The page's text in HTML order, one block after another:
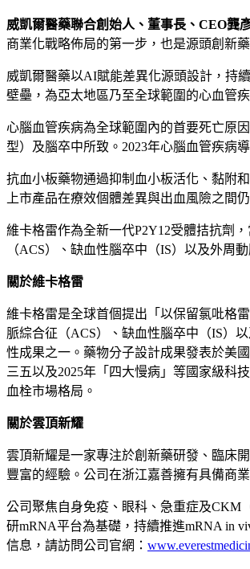
威凱爾醫藥聯合創始人、董事長、CEO龔
商業化戰略佈局的第一步，也是源頭創新
威凱爾醫藥以AI賦能差異化源頭設計，持
壁壘，為亞太地區乃至全球範圍的心血管
心腦血管疾病為全球範圍內的首要死亡原
型）及腦卒中所致。2023年心腦血管疾病
抗血小板藥物通過抑制血小板活化、黏附
上市產品在療效個體差異與出血風險之間
維卡格雷作為全新一代P2Y12受體拮抗劑
（ACS）、缺血性腦卒中（IS）以及外周
關於維卡格雷
維卡格雷是全球首個提出 「 以保留氯吡格
脈綜合征（ACS）、缺血性腦卒中（IS）
性成果之一。藥物分子設計成果發表於美
三五以及2025年 「 四大慢病 」 等國家級科
血栓市場格局。
關於雲頂新耀
雲頂新耀是一家專注於創新藥研發、臨床
豐富的經驗。公司在浙江嘉善擁有具備商
公司聚焦自身免疫、眼科、急重症及CKM
研mRNA平台為基礎，持續推進mRNA in
信息，請訪問公司官網：